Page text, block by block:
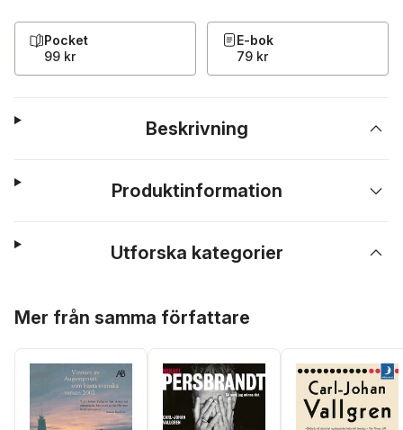
Pocket
99 kr
E-bok
79 kr
Beskrivning
Produktinformation
Utforska kategorier
Mer från samma författare